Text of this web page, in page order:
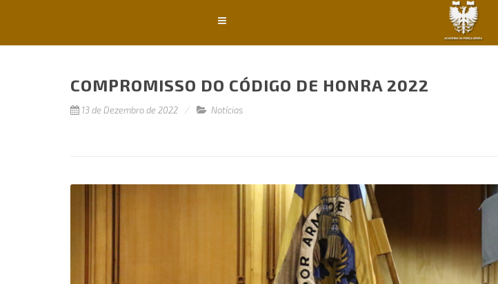
COMPROMISSO DO CÓDIGO DE HONRA 2022
13 de Dezembro de 2022 Notícias